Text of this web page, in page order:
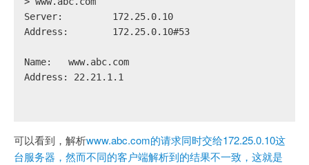
Server:		172.25.0.10
Address:	172.25.0.10#53
Name:	www.abc.com
Address: 22.21.1.1
可以看到，解析www.abc.com的请求同时交给172.25.0.10这
台服务器，然而不同的客户端解析到的结果不一致，这就是